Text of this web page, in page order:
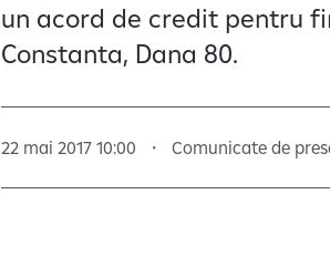
un acord de credit pentru
Constanta, Dana 80.
22 mai 2017 10:00 Comunicate de